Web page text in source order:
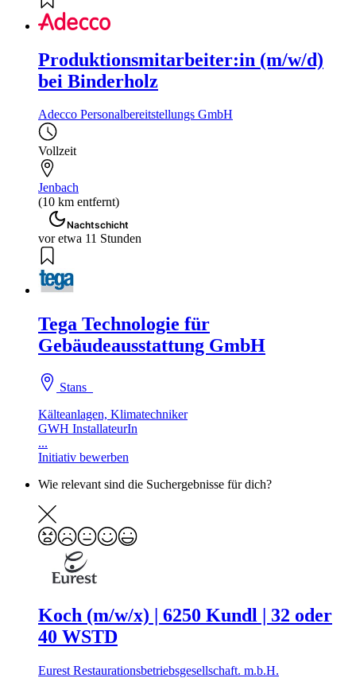
Produktionsmitarbeiter:in (m/w/d)
bei Binderholz
Adecco Personalbereitstellungs GmbH
Vollzeit
Jenbach
(10 km entfernt)
Nachtschicht
vor etwa 11 Stunden
Tega Technologie für
Gebäudeausstattung GmbH
Stans
Kälteanlagen, Klimatechniker
GWH InstallateurIn
...
Initiativ bewerben
Wie relevant sind die Suchergebnisse für dich?
Koch (m/w/x) | 6250 Kundl | 32 oder
40 WSTD
Eurest Restaurationsbetriebsgesellschaft. m.b.H.